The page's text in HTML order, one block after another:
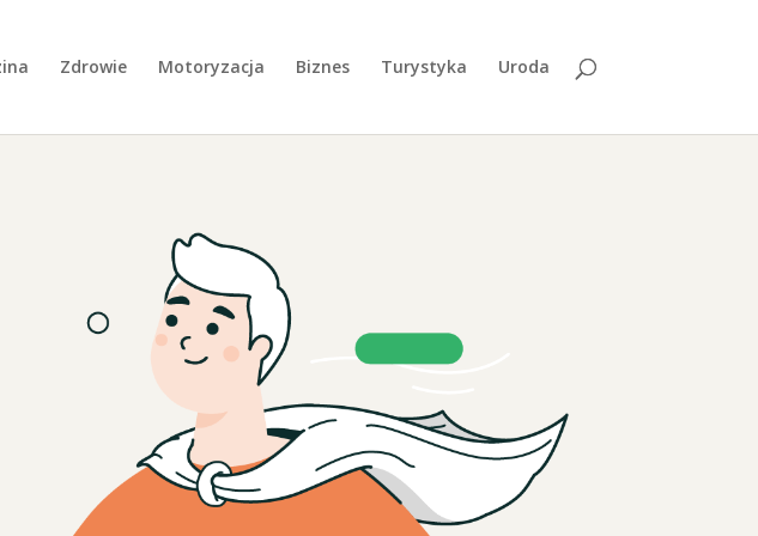
Zdrowie Motoryzacja Biznes Turystyka Uroda